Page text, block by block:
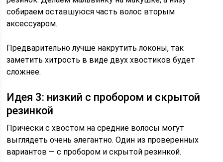
собираем оставшуюся часть волос вторым
аксессуаром.
Предварительно лучше накрутить локоны, так
заметить хитрость в виде двух хвостиков будет
сложнее.
Идея 3: низкий с пробором и скрытой
резинкой
Прически с хвостом на средние волосы могут
выглядеть очень элегантно. Один из проверенных
вариантов — с пробором и скрытой резинкой.